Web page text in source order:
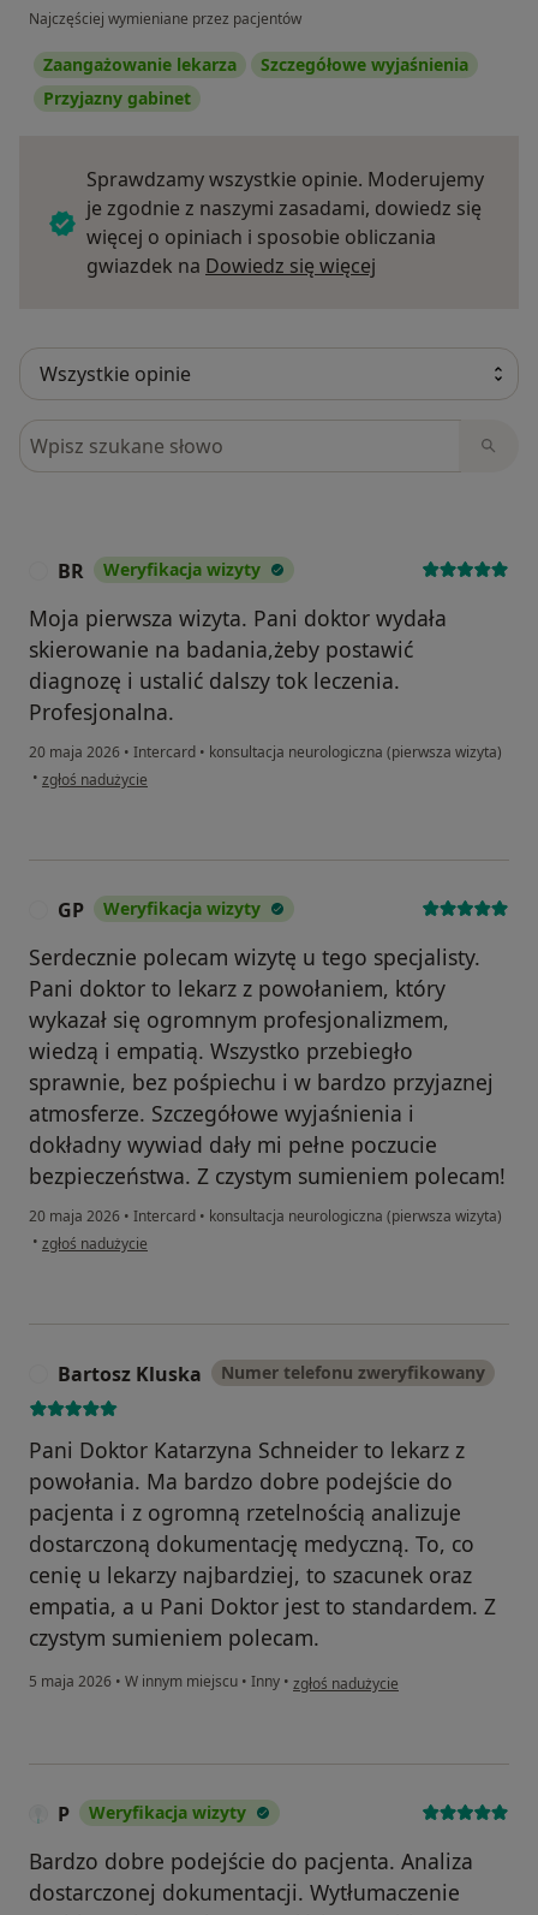
Najczęściej wymieniane przez pacjentów
Zaangażowanie lekarza
Szczegółowe wyjaśnienia
Przyjazny gabinet
Sprawdzamy wszystkie opinie. Moderujemy
je zgodnie z naszymi zasadami, dowiedz się
więcej o opiniach i sposobie obliczania
gwiazdek na Dowiedz się więcej
Szukaj w opiniach
BR Weryfikacja wizyty
Moja pierwsza wizyta. Pani doktor wydała
skierowanie na badania,żeby postawić
diagnozę i ustalić dalszy tok leczenia.
Profesjonalna.
20 maja 2026 • Intercard • konsultacja neurologiczna (pierwsza wizyta)
• w opinii użytkownika BR
zgłoś nadużycie
GP Weryfikacja wizyty
Serdecznie polecam wizytę u tego specjalisty.
Pani doktor to lekarz z powołaniem, który
wykazał się ogromnym profesjonalizmem,
wiedzą i empatią. Wszystko przebiegło
sprawnie, bez pośpiechu i w bardzo przyjaznej
atmosferze. Szczegółowe wyjaśnienia i
dokładny wywiad dały mi pełne poczucie
bezpieczeństwa. Z czystym sumieniem polecam!
20 maja 2026 • Intercard • konsultacja neurologiczna (pierwsza wizyta)
• w opinii użytkownika GP
zgłoś nadużycie
Bartosz Kluska Numer telefonu zweryfikowany
Pani Doktor Katarzyna Schneider to lekarz z
powołania. Ma bardzo dobre podejście do
pacjenta i z ogromną rzetelnością analizuje
dostarczoną dokumentację medyczną. To, co
cenię u lekarzy najbardziej, to szacunek oraz
empatia, a u Pani Doktor jest to standardem. Z
czystym sumieniem polecam.
5 maja 2026 • W innym miejscu • Inny • w opinii użytkownika Bartosz Kluska
zgłoś nadużycie
P Weryfikacja wizyty
Bardzo dobre podejście do pacjenta. Analiza
dostarczonej dokumentacji. Wytłumaczenie